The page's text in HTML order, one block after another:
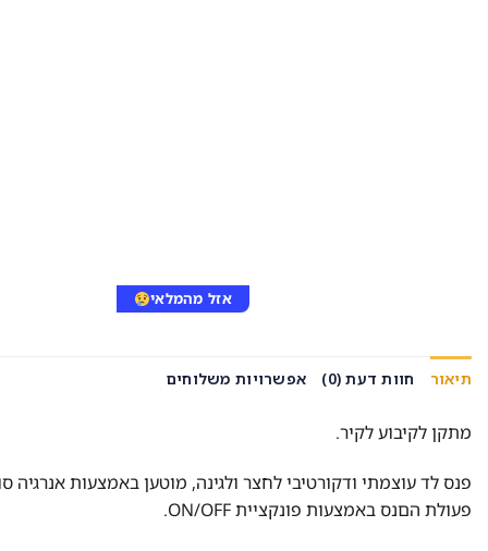
אזל מהמלאי
תיאור חוות דעת (0) אפשרויות משלוחים
מתקן לקיבוע לקיר.
פנס לד עוצמתי ודקורטיבי לחצר ולגינה, מוטען באמצעות
פעולת הםנס באמצעות פונקציית ON/OFF.